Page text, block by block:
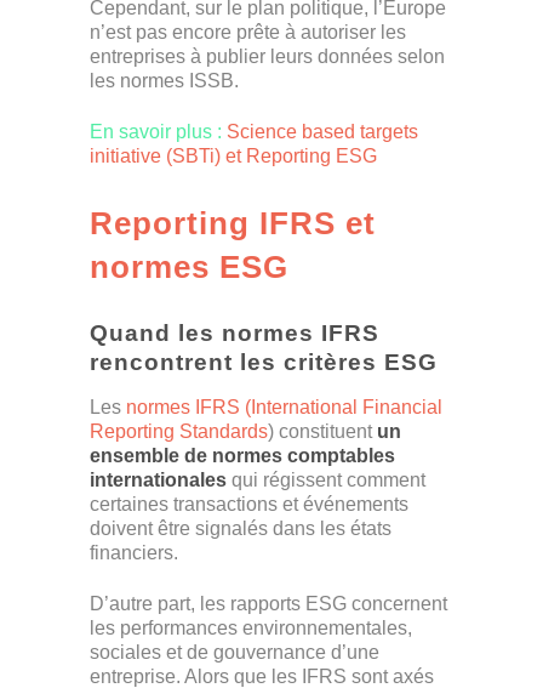
Cependant, sur le plan politique, l’Europe
n’est pas encore prête à autoriser les
entreprises à publier leurs données selon
les normes ISSB.
En savoir plus : Science based targets
initiative (SBTi) et Reporting ESG
Reporting IFRS et
normes ESG
Quand les normes IFRS
rencontrent les critères ESG
Les normes IFRS (International Financial
Reporting Standards) constituent un
ensemble de normes comptables
internationales qui régissent comment
certaines transactions et événements
doivent être signalés dans les états
financiers.
D’autre part, les rapports ESG concernent
les performances environnementales,
sociales et de gouvernance d’une
entreprise. Alors que les IFRS sont axés